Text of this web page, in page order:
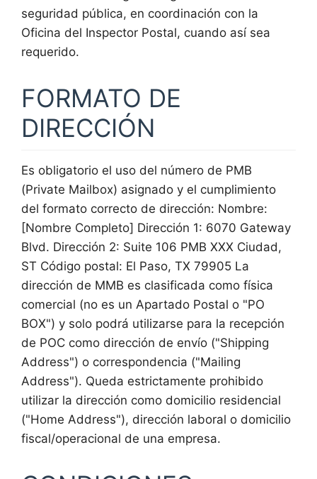
seguridad pública, en coordinación con la
Oficina del Inspector Postal, cuando así sea
requerido.
FORMATO DE
DIRECCIÓN
Es obligatorio el uso del número de PMB
(Private Mailbox) asignado y el cumplimiento
del formato correcto de dirección: Nombre:
[Nombre Completo] Dirección 1: 6070 Gateway
Blvd. Dirección 2: Suite 106 PMB XXX Ciudad,
ST Código postal: El Paso, TX 79905 La
dirección de MMB es clasificada como física
comercial (no es un Apartado Postal o "PO
BOX") y solo podrá utilizarse para la recepción
de POC como dirección de envío ("Shipping
Address") o correspondencia ("Mailing
Address"). Queda estrictamente prohibido
utilizar la dirección como domicilio residencial
("Home Address"), dirección laboral o domicilio
fiscal/operacional de una empresa.